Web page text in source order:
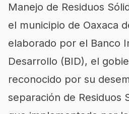
Manejo de Residuos
el municipio de Oaxaca
elaborado por el Banco
Desarrollo (BID), el
reconocido por su
separación de Residuos